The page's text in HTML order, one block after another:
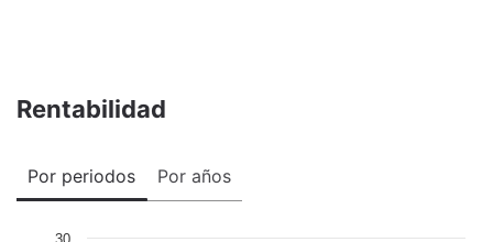
Rentabilidad
Por periodos Por años